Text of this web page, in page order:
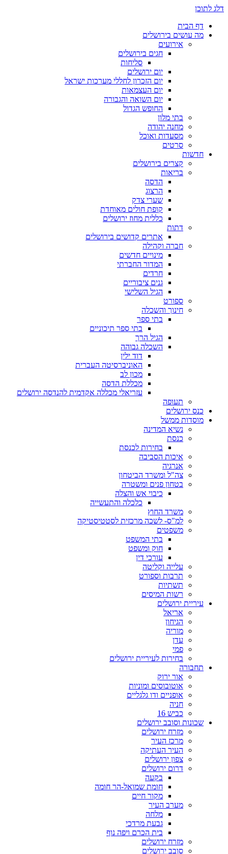
דלג לתוכן
דף הבית
מה עושים בירושלים
אירועים
חגים בירושלים
סליחות
יום ירושלים
יום הזכרון לחללי מערכות ישראל
יום העצמאות
יום השואה והגבורה
החופש הגדול
בתי מלון
מחנה יהודה
מסעדות ואוכל
סרטים
חדשות
קצרים בירושלים
בריאות
הדסה
הרצוג
שערי צדק
קופת חולים מאוחדת
כללית מחוז ירושלים
דתות
אתרים קדושים בירושלים
חברה וקהילה
מינויים חדשים
המדור החברתי
חרדים
גנים ציבוריים
הגיל השלישי
ספורט
חינוך והשכלה
בתי ספר
בתי ספר תיכוניים
הגיל הרך
השכלה גבוהה
דוד ילין
האוניברסיטה העברית
מכון לב
מכללת הדסה
עזריאלי מכללה אקדמית להנדסה ירושלים
תעופה
כנס ירושלים
מוסדות ממשל
נשיא המדינה
כנסת
בחירות לכנסת
איכות הסביבה
אנרגיה
צה"ל ומשרד הביטחון
בטחון פנים ומשטרה
כיבוי אש והצלה
כלכלה והתעשייה
משרד החוץ
למ"ס- לשכה מרכזית לסטטיסטיקה
משפטים
בתי המשפט
חוק ומשפט
עורכי דין
עלייה וקליטה
תרבות וספורט
תשתיות
רשות המיסים
עיריית ירושלים
אריאל
הגיחון
מוריה
עדן
פמי
בחירות לעיריית ירושלים
תחבורה
אור ירוק
אוטובוסים ומוניות
אופניים ודו גלגליים
חניה
כביש 16
שכונות וסובב ירושלים
מזרח ירושלים
מרכז העיר
העיר העתיקה
צפון ירושלים
דרום ירושלים
בקעה
חומת שמואל-הר חומה
מקור חיים
מערב העיר
מלחה
גבעת מרדכי
בית הכרם ויפה נוף
מזרח ירושלים
סובב ירושלים